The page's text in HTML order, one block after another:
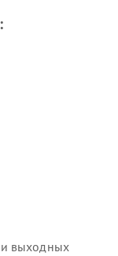
выходных